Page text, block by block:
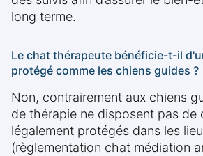
long terme.
Le chat thérapeute bénéficie-t-il
protégé comme les chiens guides ?
Non, contrairement aux chiens
de thérapie ne disposent pas de
légalement protégés dans les
(règlementation chat médiation